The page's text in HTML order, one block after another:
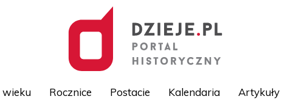
wieku Rocznice Postacie Kalendaria Artykuły